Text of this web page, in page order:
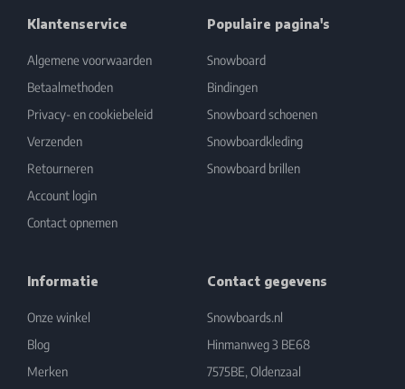
Klantenservice
Algemene voorwaarden
Betaalmethoden
Privacy- en cookiebeleid
Verzenden
Retourneren
Account login
Contact opnemen
Populaire pagina's
Snowboard
Bindingen
Snowboard schoenen
Snowboardkleding
Snowboard brillen
Informatie
Onze winkel
Blog
Merken
Contact gegevens
Snowboards.nl
Hinmanweg 3 BE68
7575BE, Oldenzaal